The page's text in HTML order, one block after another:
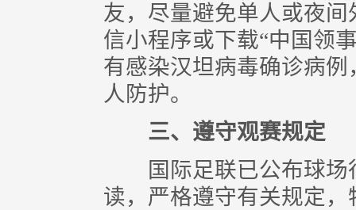
友，尽量避免单人或夜
信小程序或下载“中国领
有感染汉坦病毒确诊病
人防护。
三、遵守观赛规定
国际足联已公布球场
读，严格遵守有关规定，